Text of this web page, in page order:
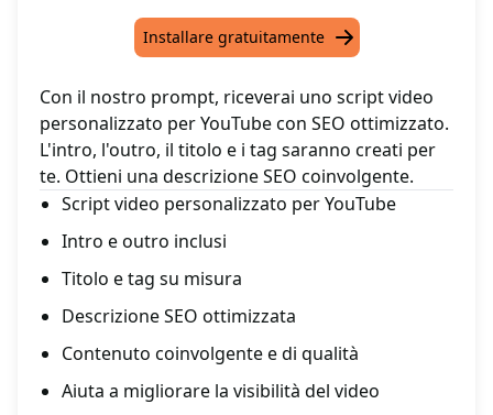
Installare gratuitamente
Con il nostro prompt, riceverai uno script video
personalizzato per YouTube con SEO ottimizzato.
L'intro, l'outro, il titolo e i tag saranno creati per
te. Ottieni una descrizione SEO coinvolgente.
Script video personalizzato per YouTube
Intro e outro inclusi
Titolo e tag su misura
Descrizione SEO ottimizzata
Contenuto coinvolgente e di qualità
Aiuta a migliorare la visibilità del video